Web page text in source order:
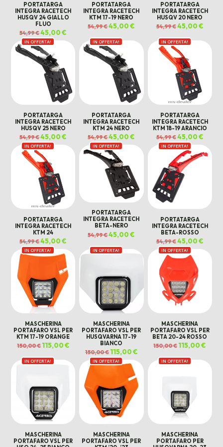
PORTATARGA
INTEGRA RACETECH
HUSQV 24 GIALLO
FLUO
54,99€Il
prezzo
originale
era:
54,99 €.
45,00€
attuale
45,00 €.
PORTATARGA
INTEGRA RACETECH
KTM 17-19 NERO
54,99€Il
prezzo
era:
54,99 €.
45,00€
è:
45,00 €.
PORTATARGA
INTEGRA RACETECH
HUSQV 20 NERO
54,99€Il
prezzo
era:
54,99 €.
45,00€Il
prezzo
è:
45,00
IN OFFERTA!
PORTATARGA
INTEGRA RACETECH
HUSQV 25 NERO
54,99€Il
prezzo
originale
era:
54,99 €.
45,00€
attuale
45,00 €.
IN OFFERTA!
PORTATARGA
INTEGRA RACETECH
KTM 24 NERO
54,99€Il
prezzo
originale
era:
54,99 €.
45,00€
attuale
45,00 €.
IN OFFERTA!
PORTATARGA
INTEGRA RACETECH
KTM 18-19 ARANCIO
54,99€Il
prezzo
originale
era:
54,99 €.
45,00€Il
prezzo
è:
45,00
IN OFFERTA!
PORTATARGA
INTEGRA RACETECH
KTM 24
54,99€Il
prezzo
originale
era:
45,00€
attuale
45,00 €.
IN OFFERTA!
PORTATARGA
INTEGRA RACETECH
BETA-NERO
54,99€Il
prezzo
era:
54,99 €.
45,00€
attuale
è:
45,00 €.
IN OFFERTA!
PORTATARGA
INTEGRA RACETECH
BETA-ROSSO
54,99€Il
prezzo
originale
era:
54,99 €.
45,00€Il
prezzo
45,00
IN OFFERTA!
MASCHERINA
PORTAFARO VSL PER
KTM 17-19 ORANGE
150,00€ Il
prezzo
era:
150,00 €.
115,00€Il
prezzo
attuale
115,00 €.
IN OFFERTA!
MASCHERINA
PORTAFARO VSL PER
HUSQVARNA 17-19
BIANCO
150,00€ Il
prezzo
originale
era:
150,00 €.
115,00€Il
prezzo
attuale
è:
115,00 €.
IN OFFERTA!
MASCHERINA
PORTAFARO VSL PER
BETA 20-24 ROSSO
150,00€ Il
prezzo
era:
150,00 €.
115,00€
IN OFFERTA!
MASCHERINA
PORTAFARO VSL PER
IN OFFERTA!
MASCHERINA
PORTAFARO VSL PER
IN OFFERTA!
MASCHERINA
PORTAFARO PER